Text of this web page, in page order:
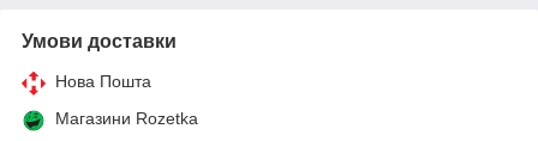
Умови доставки
Нова Пошта
Магазини Rozetka